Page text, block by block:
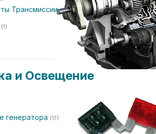
Трансмиссии(1)
(1)
и Освещение
генератора (17)